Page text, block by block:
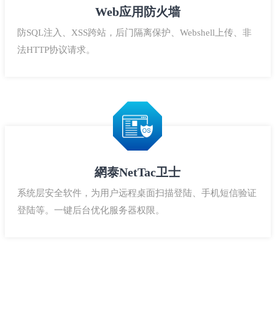
Web应用防火墙
防SQL注入、XSS跨站，后门隔离保护、Webshell上传、非
法HTTP协议请求。
網泰NetTac卫士
系统层安全软件，为用户远程桌面扫描登陆、手机短信验证
登陆等。一键后台优化服务器权限。